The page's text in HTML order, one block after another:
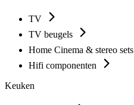
TV
TV beugels
Home Cinema & stereo sets
Hifi componenten
Keuken